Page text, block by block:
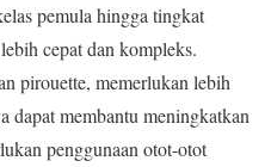
pemula hingga tingkat
cepat dan kompleks.
pirouette, memerlukan lebih
dapat membantu meningkatkan
penggunaan otot-otot